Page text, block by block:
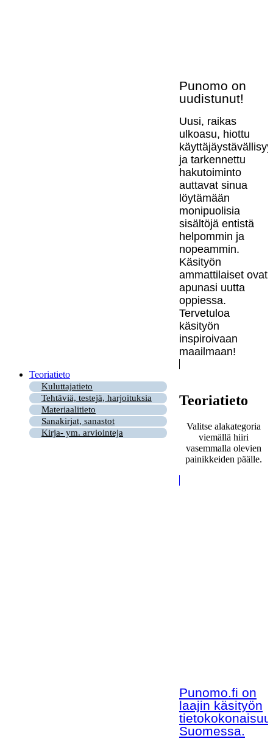
Punomo on
uudistunut!
Uusi, raikas
ulkoasu, hiottu
ja tarkennettu
hakutoiminto
auttavat sinua
löytämään
monipuolisia
sisältöjä entistä
helpommin ja
nopeammin.
Käsityön
ammattilaiset ovat
apunasi uutta
oppiessa.
Tervetuloa
käsityön
inspiroivaan
maailmaan!
Teoriatieto
Kuluttajatieto
Tehtäviä, testejä, harjoituksia
Materiaalitieto
Sanakirjat, sanastot
Kirja- ym. arviointeja
Teoriatieto
Valitse alakategoria
viemällä hiiri
vasemmalla olevien
painikkeiden päälle.
Punomo.fi on
laajin käsityön
Suomessa.